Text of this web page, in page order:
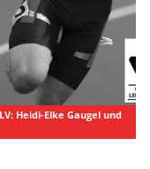
Heidi-Elke Gaugel und